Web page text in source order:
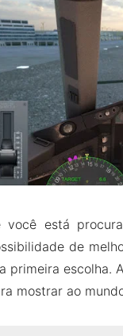
você está
de
primeira escolha.
mostrar ao